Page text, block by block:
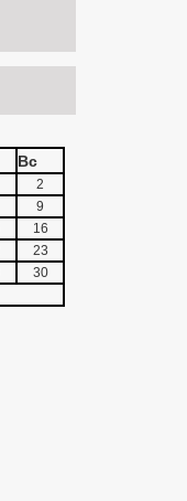
Вс
2
9
16
23
30